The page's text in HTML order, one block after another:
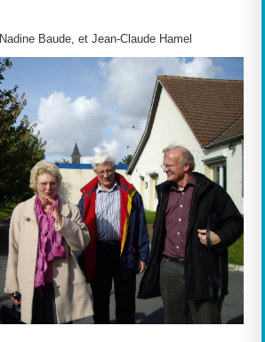
Baude, et Jean-Claude Hamel